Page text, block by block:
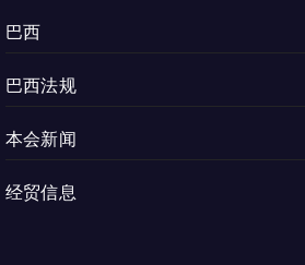
巴西
巴西法规
本会新闻
经贸信息